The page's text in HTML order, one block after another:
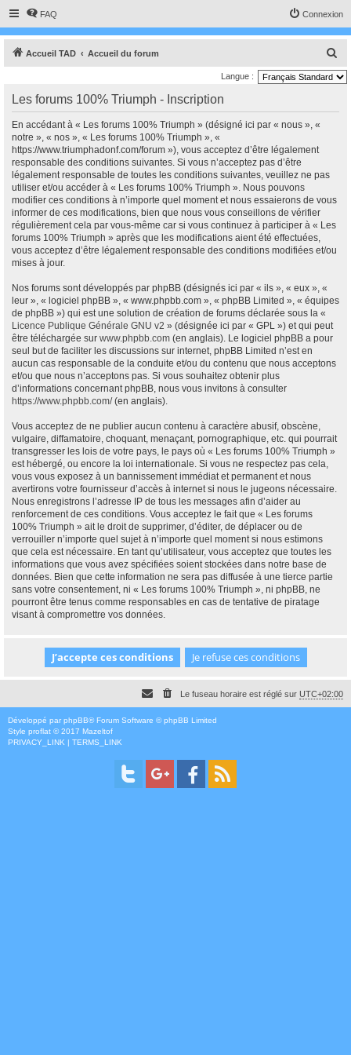
FAQ Connexion
Accueil TAD Accueil du forum
e
Langue :
Les forums 100% Triumph - Inscription
En accédant à « Les forums 100% Triumph » (désigné ici par « nous », «
notre », « nos », « Les forums 100% Triumph », «
https://www.triumphadonf.com/forum »), vous acceptez d’être légalement
responsable des conditions suivantes. Si vous n’acceptez pas d’être
légalement responsable de toutes les conditions suivantes, veuillez ne pas
utiliser et/ou accéder à « Les forums 100% Triumph ». Nous pouvons
modifier ces conditions à n’importe quel moment et nous essaierons de vous
informer de ces modifications, bien que nous vous conseillons de vérifier
régulièrement cela par vous-même car si vous continuez à participer à « Les
forums 100% Triumph » après que les modifications aient été effectuées,
vous acceptez d’être légalement responsable des conditions modifiées et/ou
mises à jour.
Nos forums sont développés par phpBB (désignés ici par « ils », « eux », «
leur », « logiciel phpBB », « www.phpbb.com », « phpBB Limited », « équipes
de phpBB ») qui est une solution de création de forums déclarée sous la «
Licence Publique Générale GNU v2 » (désignée ici par « GPL ») et qui peut
être téléchargée sur www.phpbb.com (en anglais). Le logiciel phpBB a pour
seul but de faciliter les discussions sur internet, phpBB Limited n’est en
aucun cas responsable de la conduite et/ou du contenu que nous acceptons
et/ou que nous n’acceptons pas. Si vous souhaitez obtenir plus
d’informations concernant phpBB, nous vous invitons à consulter
https://www.phpbb.com/(en anglais).
Vous acceptez de ne publier aucun contenu à caractère abusif, obscène,
vulgaire, diffamatoire, choquant, menaçant, pornographique, etc. qui pourrait
transgresser les lois de votre pays, le pays où « Les forums 100% Triumph »
est hébergé, ou encore la loi internationale. Si vous ne respectez pas cela,
vous vous exposez à un bannissement immédiat et permanent et nous
avertirons votre fournisseur d’accès à internet si nous le jugeons nécessaire.
Nous enregistrons l’adresse IP de tous les messages afin d’aider au
renforcement de ces conditions. Vous acceptez le fait que « Les forums
100% Triumph » ait le droit de supprimer, d’éditer, de déplacer ou de
verrouiller n’importe quel sujet à n’importe quel moment si nous estimons
que cela est nécessaire. En tant qu’utilisateur, vous acceptez que toutes les
informations que vous avez spécifiées soient stockées dans notre base de
données. Bien que cette information ne sera pas diffusée à une tierce partie
sans votre consentement, ni « Les forums 100% Triumph », ni phpBB, ne
pourront être tenus comme responsables en cas de tentative de piratage
visant à compromettre vos données.
Le fuseau horaire est réglé sur UTC+02:00
Développé par phpBB® Forum Software © phpBB Limited
Style proflat © 2017 Mazeltof
PRIVACY_LINK | TERMS_LINK